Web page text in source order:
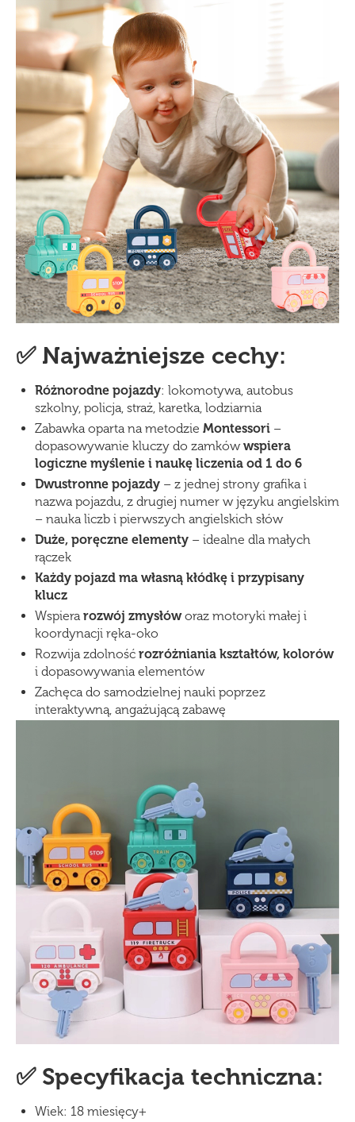
✅ Najważniejsze cechy:
Różnorodne pojazdy: lokomotywa, autobus
szkolny, policja, straż, karetka, lodziarnia
Zabawka oparta na metodzie Montessori –
dopasowywanie kluczy do zamkówwspiera
logiczne myślenie i naukę liczenia od 1 do 6
Dwustronne pojazdy – z jednej strony grafika i
nazwa pojazdu, z drugiej numer w języku angielskim
– nauka liczb i pierwszych angielskich słów
Duże, poręczne elementy – idealne dla małych
rączek
Każdy pojazd ma własną kłódkę i przypisany
klucz
Wspierarozwój zmysłóworaz motoryki małej i
koordynacji ręka-oko
Rozwija zdolność rozróżniania kształtów, kolorów
i dopasowywania elementów
Zachęca do samodzielnej nauki poprzez
interaktywną, angażującą zabawę
✅ Specyfikacja techniczna:
Wiek: 18 miesięcy+